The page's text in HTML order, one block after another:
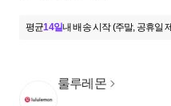
평균14일내 배송 시작 (주말, 공휴일
룰루레몬